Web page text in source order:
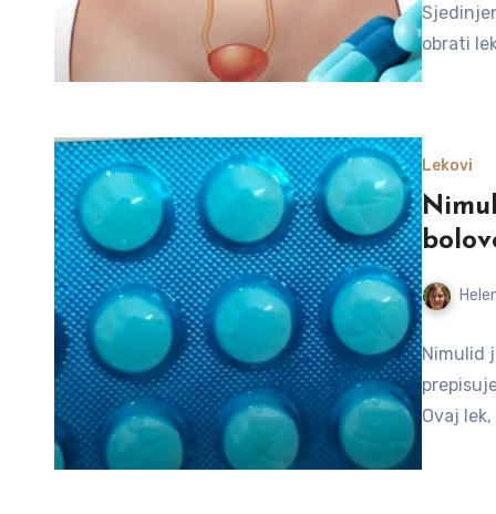
obrati
Lekovi
Nimulid
Ovaj